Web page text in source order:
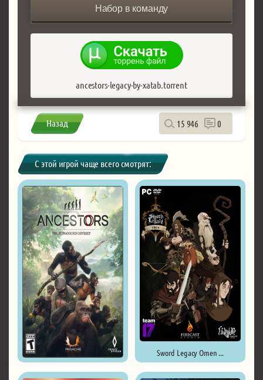
Набор в команду
ancestors-legacy-by-xatab.torrent
Назад 15 946 0
С этой игрой чаще всего смотрят:
Sword Legacy Omen ...